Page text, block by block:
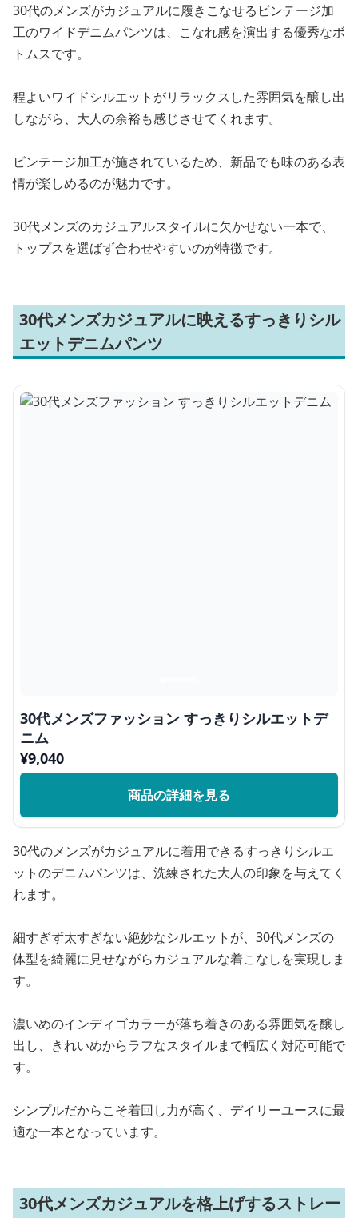
30代のメンズがカジュアルに履きこなせるビンテージ加
工のワイドデニムパンツは、こなれ感を演出する優秀なボ
トムスです。
程よいワイドシルエットがリラックスした雰囲気を醸し出
しながら、大人の余裕も感じさせてくれます。
ビンテージ加工が施されているため、新品でも味のある表
情が楽しめるのが魅力です。
30代メンズのカジュアルスタイルに欠かせない一本で、
トップスを選ばず合わせやすいのが特徴です。
30代メンズカジュアルに映えるすっきりシル
エットデニムパンツ
30代メンズファッション すっきりシルエットデ
ニム
¥9,040
商品の詳細を見る
30代のメンズがカジュアルに着用できるすっきりシルエ
ットのデニムパンツは、洗練された大人の印象を与えてく
れます。
細すぎず太すぎない絶妙なシルエットが、30代メンズの
体型を綺麗に見せながらカジュアルな着こなしを実現しま
す。
濃いめのインディゴカラーが落ち着きのある雰囲気を醸し
出し、きれいめからラフなスタイルまで幅広く対応可能で
す。
シンプルだからこそ着回し力が高く、デイリーユースに最
適な一本となっています。
30代メンズカジュアルを格上げするストレー